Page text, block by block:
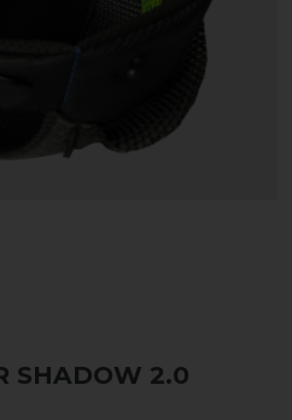
SHADOW 2.0